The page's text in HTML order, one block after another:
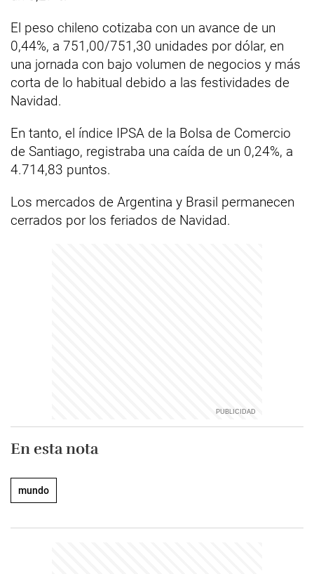
El peso chileno cotizaba con un avance de un
0,44%, a 751,00/751,30 unidades por dólar, en
una jornada con bajo volumen de negocios y más
corta de lo habitual debido a las festividades de
Navidad.
En tanto, el índice IPSA de la Bolsa de Comercio
de Santiago, registraba una caída de un 0,24%, a
4.714,83 puntos.
Los mercados de Argentina y Brasil permanecen
cerrados por los feriados de Navidad.
En esta nota
mundo